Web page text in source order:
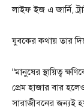
লাইফ ইজ এ জার্নি,
যুবকের কথায় তার
“মানুষের স্থায়িত্ব
প্রেম হাজার বার
সারাজীবনের জন্যই